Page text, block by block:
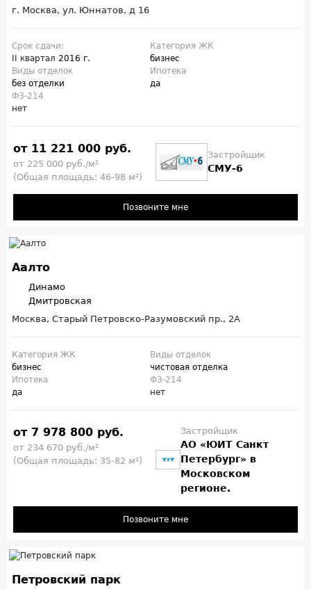
г. Москва, ул. Юннатов, д 16
Срок сдачи:
II квартал 2016 г.
Категория ЖК
бизнес
Виды отделок
без отделки
Ипотека
да
ФЗ-214
нет
от 11 221 000 руб.
от 225 000 руб./м²
(Общая площадь: 46-98 м²)
Застройщик
СМУ-6
Позвоните мне
Аалто
Динамо
Дмитровская
Москва, Старый Петровско-Разумовский пр., 2А
Категория ЖК
бизнес
Виды отделок
чистовая отделка
Ипотека
да
ФЗ-214
нет
от 7 978 800 руб.
от 234 670 руб./м²
(Общая площадь: 35-82 м²)
Застройщик
АО «ЮИТ Санкт
Петербург» в
Московском
регионе.
Позвоните мне
Петровский парк